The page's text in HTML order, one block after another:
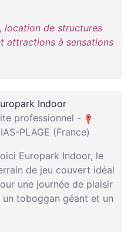
location de structures
attractions à sensations
Indoor
professionnel -
PLAGE (France)
Europark Indoor, le
de jeu couvert idéal
une journée de plaisir
toboggan géant et un